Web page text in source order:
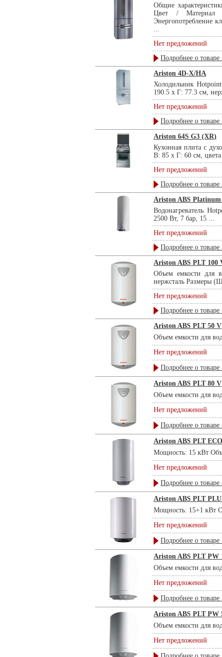
Общие
Цвет / Материал
Энергопотребление
...
Нет предложений
Подробнее о товаре
Ariston 4D-X/HA
Холодильник
190.5 x Г: 77.3 см,
Нет предложений
Подробнее о товаре
Ariston 64S G3 (XR)
Кухонная плита с
B: 85 x Г: 60 см,
Нет предложений
Подробнее о товаре
Ariston ABS
Водонагреватель
2500 Вт, 7 бар, 15 ...
Нет предложений
Подробнее о товаре
Ariston ABS PLT 100
Объем емкости для
нержсталь Размеры
Нет предложений
Подробнее о товаре
Ariston ABS PLT 50 V
Объем емкости для
Нет предложений
Подробнее о товаре
Ariston ABS PLT 80 V
Объем емкости для
Нет предложений
Подробнее о товаре
Ariston ABS PLT
Мощность: 15 кВт
Нет предложений
Подробнее о товаре
Ariston ABS PLT
Мощность: 15+1 кВт
Нет предложений
Подробнее о товаре
Ariston ABS PLT PW
Объем емкости для
Нет предложений
Подробнее о товаре
Ariston ABS PLT PW
Объем емкости для
Нет предложений